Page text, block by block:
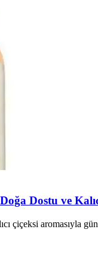
Dostu ve
çiçeksi aromasıyla